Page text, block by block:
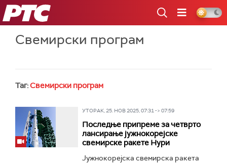
РТС
Свемирски програм
Таг:Свемирски програм
УТОРАК, 25. НОВ 2025, 07:31 -> 07:59
Последње припреме за четврто
лансирање јужнокорејске
свемирске ракете Нури
Јужнокорејска свемирска ракета